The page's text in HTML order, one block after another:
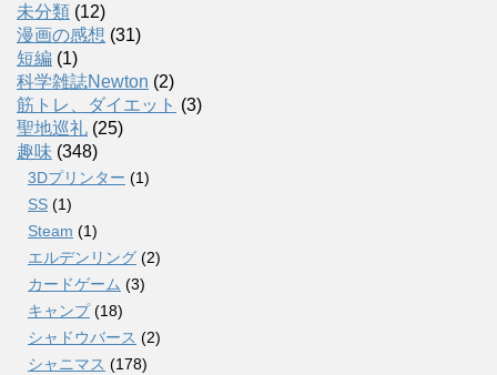
未分類 (12)
漫画の感想 (31)
短編 (1)
科学雑誌Newton (2)
筋トレ、ダイエット (3)
聖地巡礼 (25)
趣味 (348)
3Dプリンター (1)
SS (1)
Steam (1)
エルデンリング (2)
カードゲーム (3)
キャンプ(18)
シャドウバース (2)
シャニマス (178)